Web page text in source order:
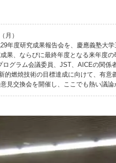
月）
年度研究成果報告会を、慶應義塾大
果、ならびに最終年度となる来年度
ログラム会議委員、JST、AICEの関係
的燃焼技術の目標達成に向けて、有
見交換会を開催し、ここでも熱い議